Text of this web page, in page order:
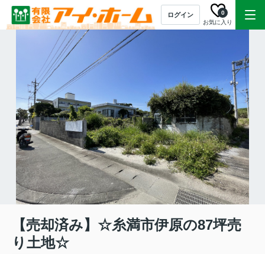
ログイン
お気に入り
0
【売却済み】☆糸満市伊原の87坪売
り土地☆